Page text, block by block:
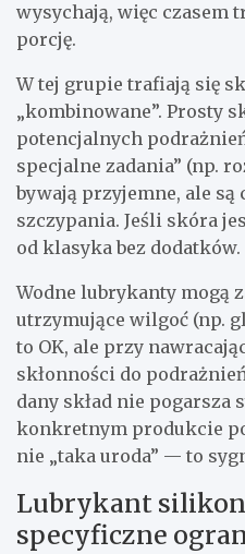
wysychają, więc czasem
porcję.
W tej grupie trafiają się
„kombinowane”. Prosty
potencjalnych
specjalne zadania” (np.
bywają przyjemne, ale są
szczypania. Jeśli skóra
od klasyka bez dodatków.
Wodne lubrykanty mogą
utrzymujące wilgoć (np.
to OK, ale przy
skłonności do
dany skład nie pogarsza
konkretnym produkcie
nie „taka uroda” — to
Lubrykant
specyficzne